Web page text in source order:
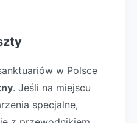
w Polsce
. Jeśli na miejscu
specjalne,